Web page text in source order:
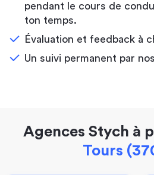
pendant le cours de
ton temps.
Évaluation et feedback à
Un suivi permanent par
Agences Stych à
Tours